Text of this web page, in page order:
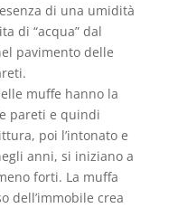
di una umidità
di “acqua” dal
pavimento delle
muffe hanno la
pareti e quindi
poi l’intonato e
anni, si iniziano a
forti. La muffa
dell’immobile crea